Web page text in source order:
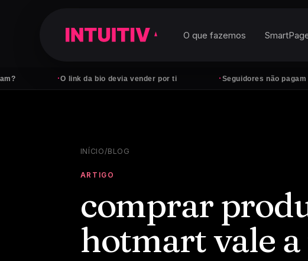
O link da bio devia vender por ti Seguidores não pagam
O que fazemos
INÍCIO/BLOG
ARTIGO
comprar
hotmart vale a